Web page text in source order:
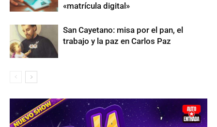
«matrícula digital»
San Cayetano: misa por el pan, el
trabajo y la paz en Carlos Paz